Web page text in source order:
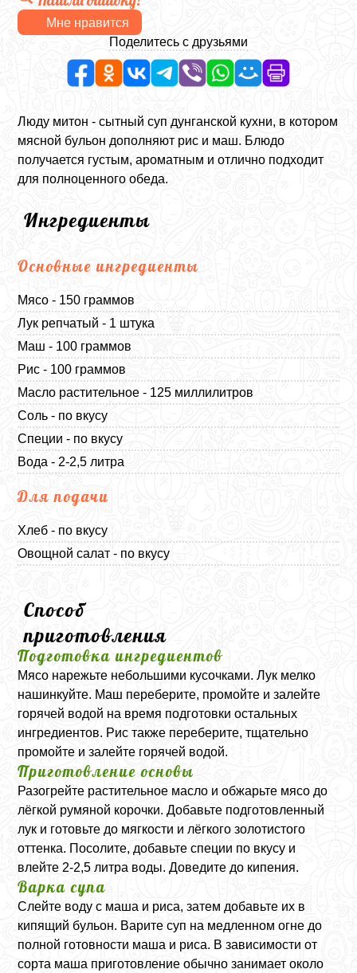
Мне нравится
Поделитесь с друзьями
Люду митон - сытный суп дунганской кухни, в котором
мясной бульон дополняют рис и маш. Блюдо
получается густым, ароматным и отлично подходит
для полноценного обеда.
Ингредиенты
Основные ингредиенты
Мясо - 150 граммов
Лук репчатый - 1 штука
Маш - 100 граммов
Рис - 100 граммов
Масло растительное - 125 миллилитров
Соль - по вкусу
Специи - по вкусу
Вода - 2-2,5 литра
Для подачи
Хлеб - по вкусу
Овощной салат - по вкусу
Способ
приготовления
Подготовка ингредиентов
Мясо нарежьте небольшими кусочками. Лук мелко
нашинкуйте. Маш переберите, промойте и залейте
горячей водой на время подготовки остальных
ингредиентов. Рис также переберите, тщательно
промойте и залейте горячей водой.
Приготовление основы
Разогрейте растительное масло и обжарьте мясо до
лёгкой румяной корочки. Добавьте подготовленный
лук и готовьте до мягкости и лёгкого золотистого
оттенка. Посолите, добавьте специи по вкусу и
влейте 2-2,5 литра воды. Доведите до кипения.
Варка супа
Слейте воду с маша и риса, затем добавьте их в
кипящий бульон. Варите суп на медленном огне до
полной готовности маша и риса. В зависимости от
сорта маша приготовление обычно занимает около